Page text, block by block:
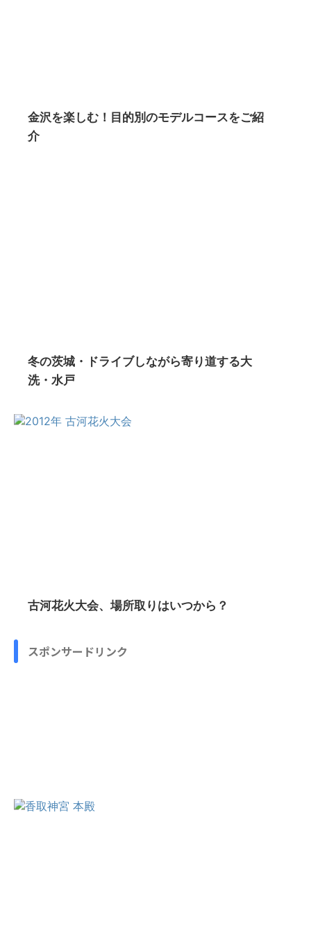
金沢を楽しむ！目的別のモデルコースをご紹
介
冬の茨城・ドライブしながら寄り道する大
洗・水戸
古河花火大会、場所取りはいつから？
スポンサードリンク